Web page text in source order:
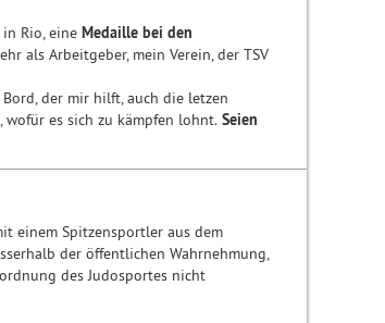
Rio, eine Medaille bei den
als Arbeitgeber, mein Verein, der TSV
der mir hilft, auch die letzen
wofür es sich zu kämpfen lohnt. Seien
einem Spitzensportler aus dem
der öffentlichen Wahrnehmung,
des Judosportes nicht